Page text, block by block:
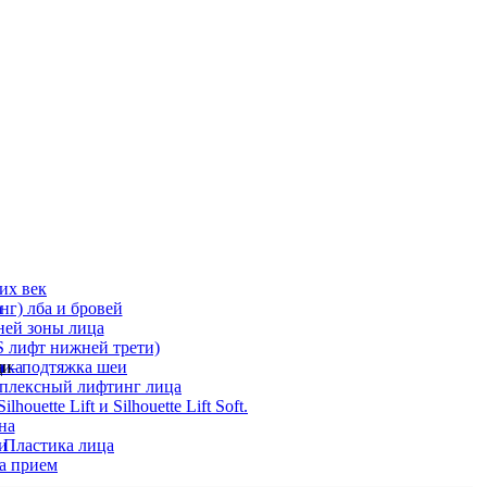
век
лба и бровей
зоны лица
лифт нижней трети)
– подтяжка шеи
лифтинг лица
Lift и Silhouette Lift Soft.
лица
прием